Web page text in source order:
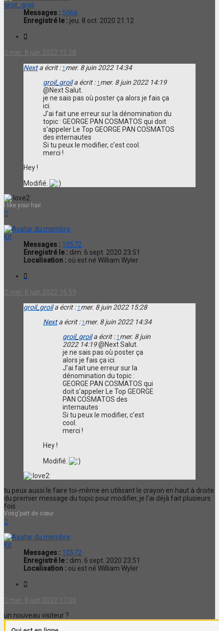
groil_groil
Messages : 5066
Enregistré le : jeu. 8 oct. 2020 21:12
mer. 8 juin 2022 15:28
Nexta écrit : ↑mer. 8 juin 2022 14:34
groil_groila écrit : ↑mer. 8 juin 2022 14:19
@Next Salut.
je ne sais pas où poster ça alors je fais ça
ici.
J'ai fait une erreur sur la dénomination du
topic : GEORGE PAN COSMATOS qui doit
s'appeler Le Top GEORGE PAN COSMATOS
des internautes
Si tu peux le modifier, c'est cool.
merci !
Hey !
Modifié.
I like your hair.
Kit
Messages : 10572
Enregistré le : dim. 6 sept. 2020 23:51
Localisation : où est né William Wyler
mer. 8 juin 2022 16:59
groil_groila écrit : ↑mer. 8 juin 2022 15:28
Nexta écrit : ↑mer. 8 juin 2022 14:34
groil_groila écrit : ↑mer. 8 juin
2022 14:19@Next Salut.
je ne sais pas où poster ça
alors je fais ça ici.
J'ai fait une erreur sur la
dénomination du topic :
GEORGE PAN COSMATOS qui
doit s'appeler Le Top GEORGE
PAN COSMATOS des
internautes
Si tu peux le modifier, c'est
cool.
merci !
Hey !
Modifié.
tu peux aussi le faire toi-même en utilisant le crayon en haut à droite
du premier message du topic pour modifier, je l'ai déjà fait plusieurs
fois
Vosg'patt de cœur
Kit
Messages : 10572
Enregistré le : dim. 6 sept. 2020 23:51
Localisation : où est né William Wyler
mer. 8 juin 2022 17:00
un nouveau visiteur ?